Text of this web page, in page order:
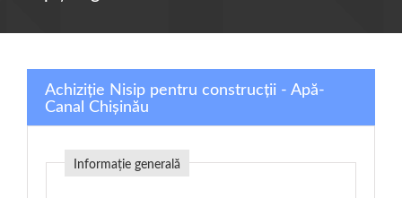
Achiziție Nisip pentru construcții - Apă-
Canal Chişinău
Informație generală